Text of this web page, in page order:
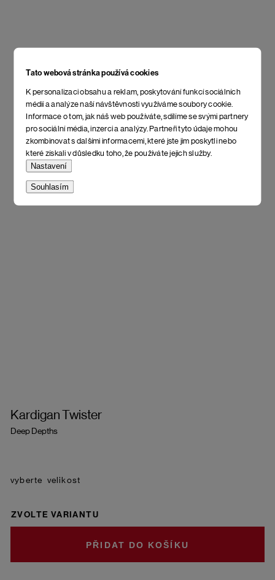
Tato webová stránka používá cookies
K personalizaci obsahu a reklam, poskytování funkcí sociálních
médií a analýze naší návštěvnosti využíváme soubory cookie.
Informace o tom, jak náš web používáte, sdílíme se svými partnery
pro sociální média, inzerci a analýzy. Partneři tyto údaje mohou
zkombinovat s dalšími informacemi, které jste jim poskytli nebo
které získali v důsledku toho, že používáte jejich služby.
Nastavení
Souhlasím
Kardigan Twister
Deep Depths
velikost
ZVOLTE VARIANTU
DO KOŠÍKU